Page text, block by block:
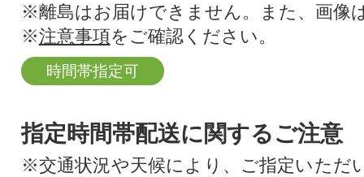
※離島はお届けできません。また、画像
※注意事項をご確認ください。
時間帯指定可
指定時間帯配送に関するご注意
※交通状況や天候により、ご指定いただ